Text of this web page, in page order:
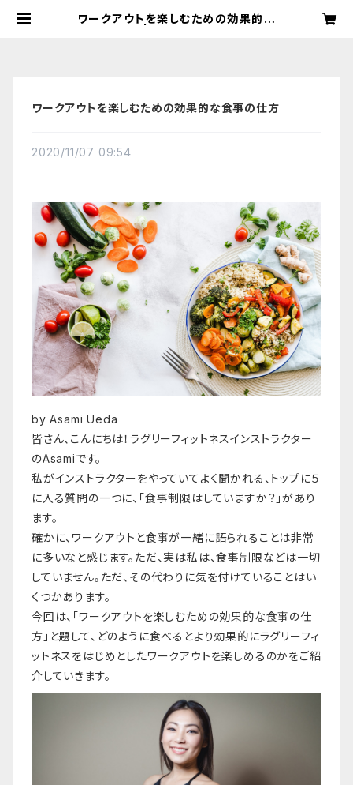
ワークアウトを楽しむための効果的な
ワークアウトを楽しむための効果的な食事の仕方
2020/11/07 09:54
by Asami Ueda
皆さん、こんにちは！ラグリーフィットネスインストラクター
のAsamiです。
私がインストラクターをやっていてよく聞かれる、トップに５
に入る質問の一つに、「食事制限はしていますか？」があり
ます。
確かに、ワークアウトと食事が一緒に語られることは非常
に多いなと感じます。ただ、実は私は、食事制限などは一切
していません。ただ、その代わりに気を付けていることはい
くつかあります。
今回は、「ワークアウトを楽しむための効果的な食事の仕
方」と題して、どのように食べるとより効果的にラグリーフィ
ットネスをはじめとしたワークアウトを楽しめるのかをご紹
介していきます。